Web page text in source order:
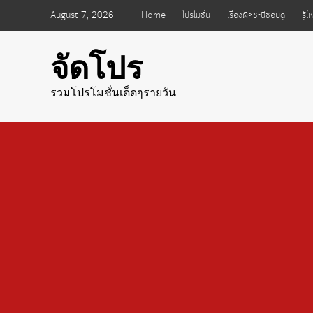
August 7, 2026 Home โปรโมชั่น เรื่องผีๆชะนีชอบดู รู้ไ
จัดโปร
รวมโปรโมชั่นเด็ดๆรายวัน